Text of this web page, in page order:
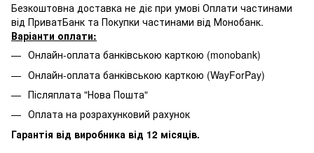
Безкоштовна доставка не діє при умові Оплати частинами
від ПриватБанк та Покупки частинами від Монобанк.
Варіанти оплати:
Онлайн-оплата банківською карткою (monobank)
Онлайн-оплата банківською карткою (WayForPay)
Післяплата "Нова Пошта"
Оплата на розрахунковий рахунок
Гарантія від виробника від 12 місяців.